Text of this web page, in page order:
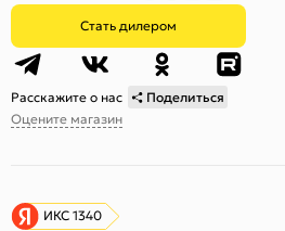
Стать дилером
Расскажите о нас
Поделиться
Оцените магазин
ИКС 1340